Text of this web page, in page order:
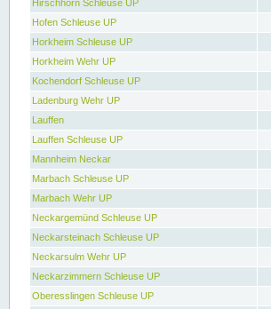
Hirschhorn Schleuse UP
Hofen Schleuse UP
Horkheim Schleuse UP
Horkheim Wehr UP
Kochendorf Schleuse UP
Ladenburg Wehr UP
Lauffen
Lauffen Schleuse UP
Mannheim Neckar
Marbach Schleuse UP
Marbach Wehr UP
Neckargemünd Schleuse UP
Neckarsteinach Schleuse UP
Neckarsulm Wehr UP
Neckarzimmern Schleuse UP
Oberesslingen Schleuse UP